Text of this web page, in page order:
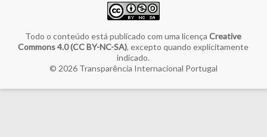
Todo o conteúdo está publicado com uma licençaCreative
Commons 4.0 (CC BY-NC-SA), excepto quando explicitamente
indicado.
© 2026 Transparência Internacional Portugal